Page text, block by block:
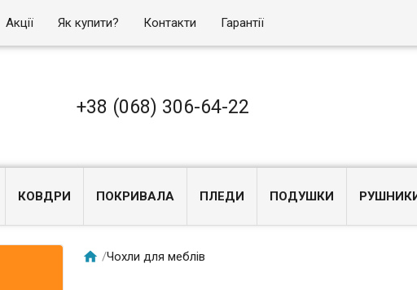
Акції Як купити? Контакти Гарантії
+38 (068) 306-64-22
КОВДРИ ПОКРИВАЛА ПЛЕДИ ПОДУШКИ
 /Чохли для меблів